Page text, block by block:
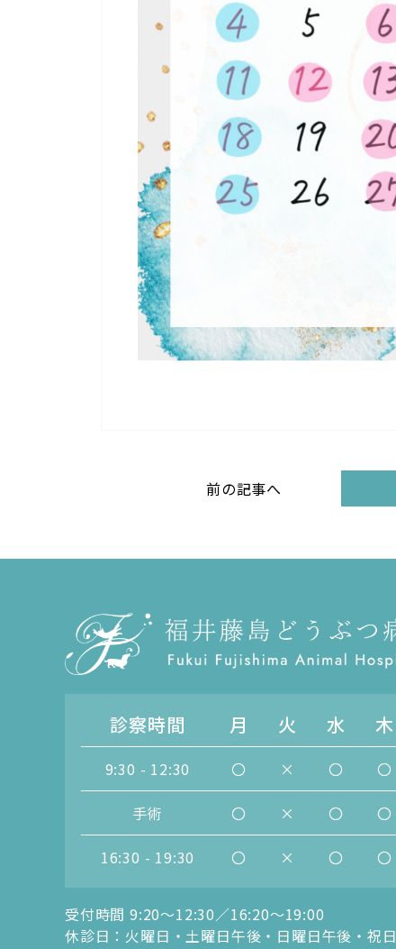
前の記事へ
診察時間 月 火 水 木
9:30 - 12:30 〇 × 〇 〇
手術 〇 × 〇 〇
16:30 - 19:30 〇 × 〇 〇
受付時間 9:20〜12:30／16:20〜19:00
休診日：火曜日・土曜日午後・日曜日午後・祝日